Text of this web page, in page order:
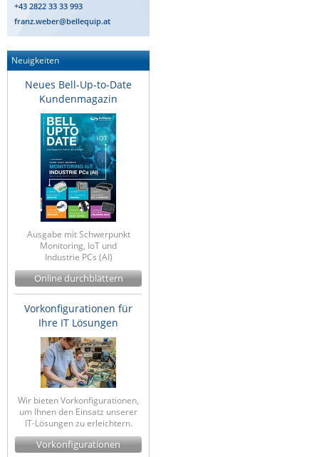
+43 2822 33 33 993
franz.weber@bellequip.at
Neuigkeiten
Neues Bell-Up-to-Date
Kundenmagazin
Ausgabe mit Schwerpunkt
Monitoring, IoT und
Industrie PCs (AI)
Online durchblättern
Vorkonfigurationen für
Ihre IT Lösungen
Wir bieten Vorkonfigurationen,
um Ihnen den Einsatz unserer
IT-Lösungen zu erleichtern.
Vorkonfigurationen